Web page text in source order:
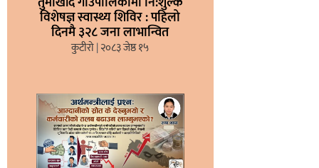
विशेषज्ञ स्वास्थ्य शिविर : पहिलो
दिनमै ३२८ जना लाभान्वित
कुटीरो २०८३ जेष्ठ १५